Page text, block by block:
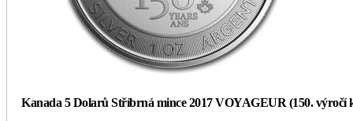
Kanada 5 Dolarů Stříbrná mince 2017 VOYAGEUR (150. výročí